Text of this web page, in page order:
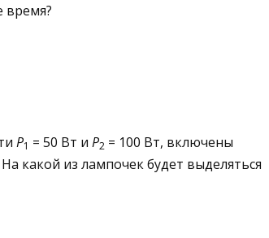
время?
Р1 = 50 Вт и Р2 = 100 Вт, включены
На какой из лампочек бу­дет выделяться